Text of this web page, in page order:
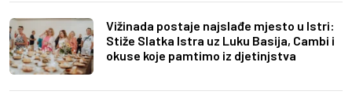
Vižinada postaje najslađe mjesto u Istri:
Stiže Slatka Istra uz Luku Basija, Cambi i
okuse koje pamtimo iz djetinjstva